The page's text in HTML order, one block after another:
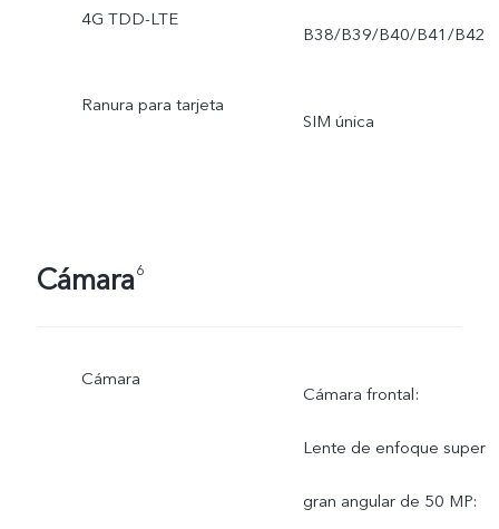
4G TDD-LTE
B38/B39/B40/B41/B42
Ranura para tarjeta
SIM única
Cámara6
Cámara
Cámara frontal:
Lente de enfoque super
gran angular de 50 MP: